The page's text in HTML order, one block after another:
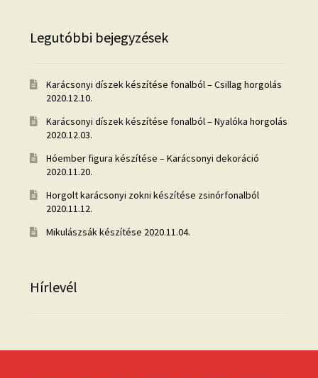
Legutóbbi bejegyzések
Karácsonyi díszek készítése fonalból – Csillag horgolás
2020.12.10.
Karácsonyi díszek készítése fonalból – Nyalóka horgolás
2020.12.03.
Hóember figura készítése – Karácsonyi dekoráció
2020.11.20.
Horgolt karácsonyi zokni készítése zsinórfonalból
2020.11.12.
Mikulászsák készítése 2020.11.04.
Hírlevél